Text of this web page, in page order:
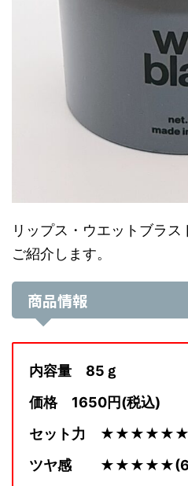
リップス・ウエットブラ
ご紹介します。
商品情報
内容量 85ｇ
価格 1650円(税込)
セット力 ★★★★★★6
ツヤ感 ★★★★★(6